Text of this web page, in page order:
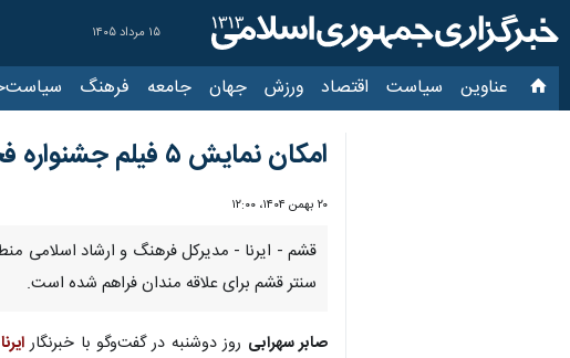
۱۵ مرداد ۱۴۰۵
عناوین‌ سیاست اقتصاد ورزش جهان جامعه فرهنگ سیاست‌خارجی
امکان نمایش ۵ فیلم جشنواره فجر در قشم فراهم شد
۲۰ بهمن ۱۴۰۴، ۱۲:۰۰
سنتر قشم برای علاقه مندان فراهم شده است.
صابر سهرابی روز دوشنبه در گفت‌وگو با خبرنگارایرنا